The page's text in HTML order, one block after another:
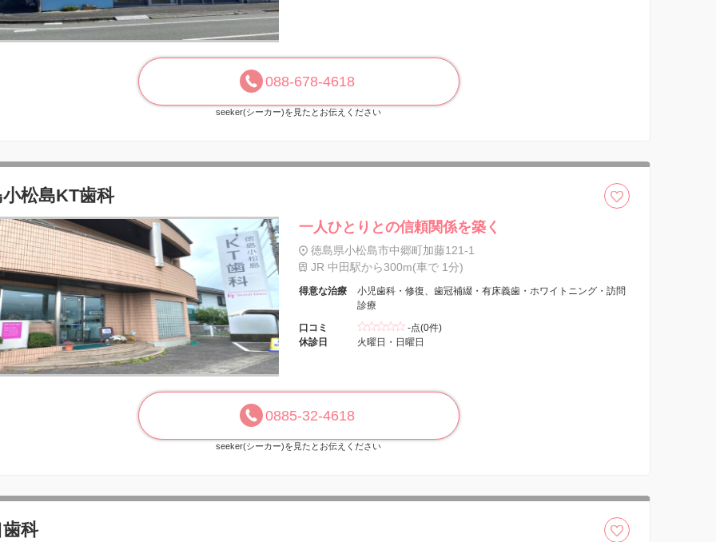
088-678-4618
seeker(シーカー)を見たとお伝えください
松島KT歯科
一人ひとりとの信頼関係を築く
徳島県小松島市中郷町加藤121-1
JR 中田駅から300m(車で 1分)
得意な治療
小児歯科・修復、歯冠補綴・有床義歯・ホワイトニング・訪問
診療
口コミ
-点(0件)
休診日
火曜日・日曜日
0885-32-4618
seeker(シーカー)を見たとお伝えください
科